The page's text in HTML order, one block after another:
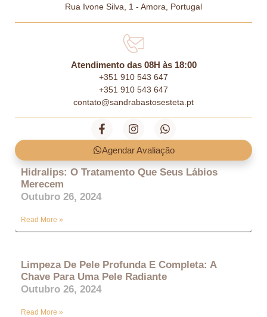
Rua Ivone Silva, 1 - Amora, Portugal
Atendimento das 08H às 18:00
+351 910 543 647
+351 910 543 647
contato@sandrabastosesteta.pt
Agendar Avaliação
Hidralips: O Tratamento Que Seus Lábios
Merecem
Outubro 26, 2024
Read More »
Limpeza De Pele Profunda E Completa: A
Chave Para Uma Pele Radiante
Outubro 26, 2024
Read More »